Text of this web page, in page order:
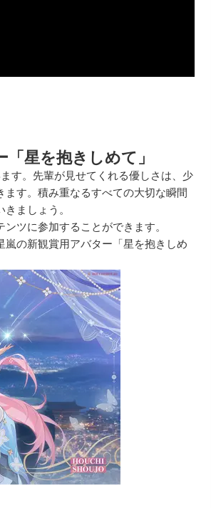
星を抱きしめて」
す。先輩が見せてくれる優しさは、少
す。積み重なるすべての大切な瞬間
ましょう。
ツに参加することができます。
の新観賞用アバター「星を抱きしめ